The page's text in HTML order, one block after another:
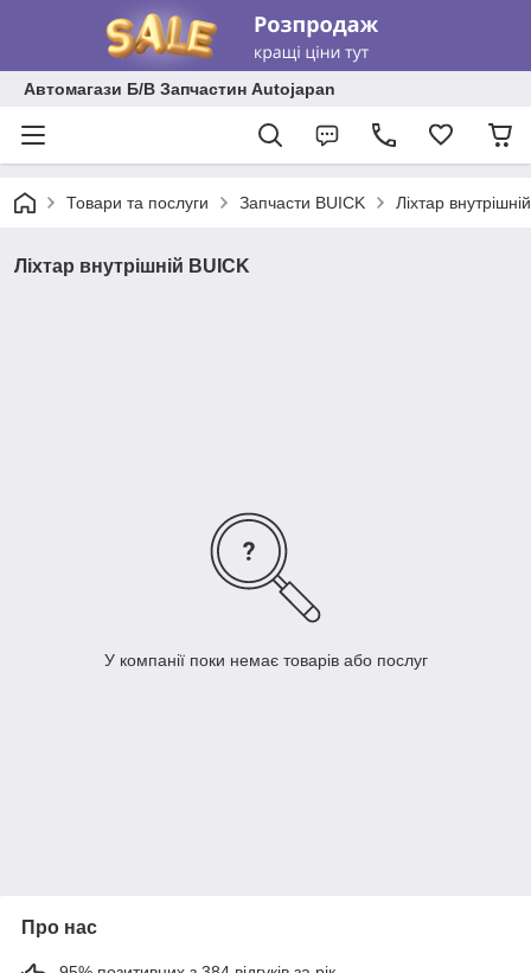
Автомагази Б/В Запчастин Autojapan
Товари та послуги Запчасти BUICK Ліхтар
Ліхтар внутрішній BUICK
У компанії поки немає товарів або послуг
Про нас